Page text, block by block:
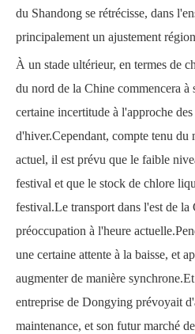
du Shandong se rétrécisse, dans
principalement un ajustement
À un stade ultérieur, en termes de
du nord de la Chine commencera à
certaine incertitude à l'approche
d'hiver.Cependant, compte tenu du
actuel, il est prévu que le faible
festival et que le stock de chlore
festival.Le transport dans l'est de
préoccupation à l'heure
une certaine attente à la baisse, et
augmenter de manière
entreprise de Dongying prévoyait
maintenance, et son futur marché